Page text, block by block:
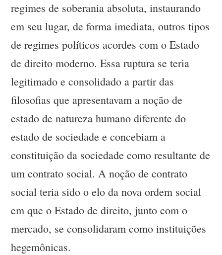
regimes de soberania absoluta, instaurando
em seu lugar, de forma imediata, outros tipos
de regimes políticos acordes com o Estado
de direito moderno. Essa ruptura se teria
legitimado e consolidado a partir das
filosofias que apresentavam a noção de
estado de natureza humano diferente do
estado de sociedade e concebiam a
constituição da sociedade como resultante de
um contrato social. A noção de contrato
social teria sido o elo da nova ordem social
em que o Estado de direito, junto com o
mercado, se consolidaram como instituições
hegemônicas.